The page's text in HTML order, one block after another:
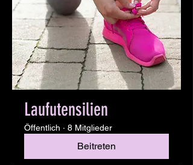
Laufutensilien
Öffentlich · 8 Mitglieder
Beitreten